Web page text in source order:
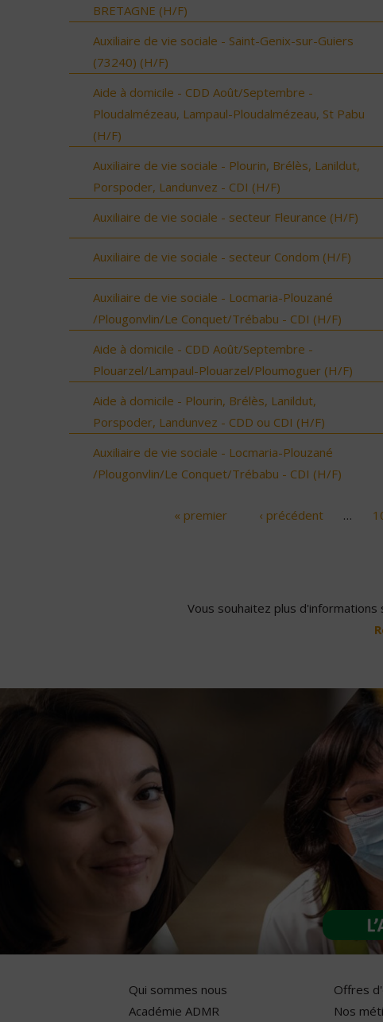
BRETAGNE (H/F)
Auxiliaire de vie sociale - Saint-Genix-sur-Guiers
(73240) (H/F)
Aide à domicile - CDD Août/Septembre -
Ploudalmézeau, Lampaul-Ploudalmézeau, St Pabu
(H/F)
Auxiliaire de vie sociale - Plourin, Brélès, Lanildut,
Porspoder, Landunvez - CDI (H/F)
Auxiliaire de vie sociale - secteur Fleurance (H/F)
Auxiliaire de vie sociale - secteur Condom (H/F)
Auxiliaire de vie sociale - Locmaria-Plouzané
/Plougonvlin/Le Conquet/Trébabu - CDI (H/F)
Aide à domicile - CDD Août/Septembre -
Plouarzel/Lampaul-Plouarzel/Ploumoguer (H/F)
Aide à domicile - Plourin, Brélès, Lanildut,
Porspoder, Landunvez - CDD ou CDI (H/F)
Auxiliaire de vie sociale - Locmaria-Plouzané
/Plougonvlin/Le Conquet/Trébabu - CDI (H/F)
« premier ‹ précédent …
Vous souhaitez plus
Qui sommes nous
Académie ADMR
Offres
Nos